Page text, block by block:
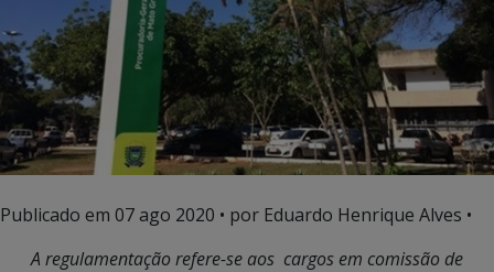
Publicado em 07 ago 2020 • por Eduardo Henrique Alves •
A regulamentação refere-se aos cargos em comissão de